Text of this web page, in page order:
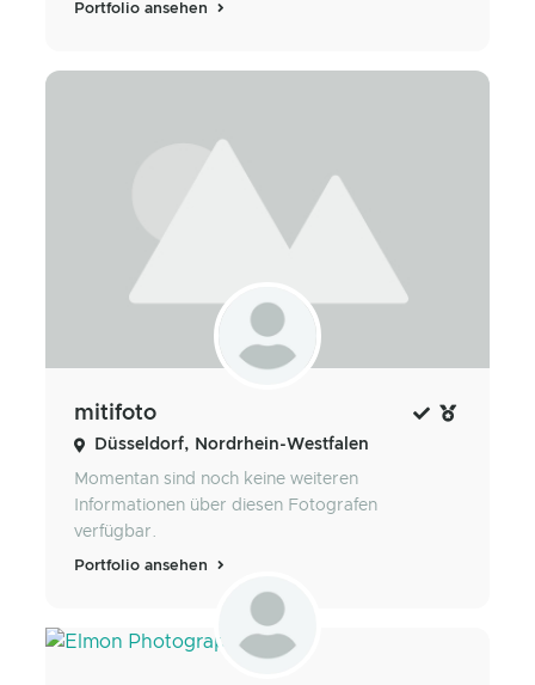
Portfolio ansehen
mitifoto
Düsseldorf, Nordrhein-Westfalen
Momentan sind noch keine weiteren
Informationen über diesen Fotografen
verfügbar.
Portfolio ansehen